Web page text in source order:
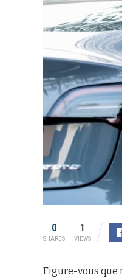
0
SHARES
1
VIEWS
Figure-vous que